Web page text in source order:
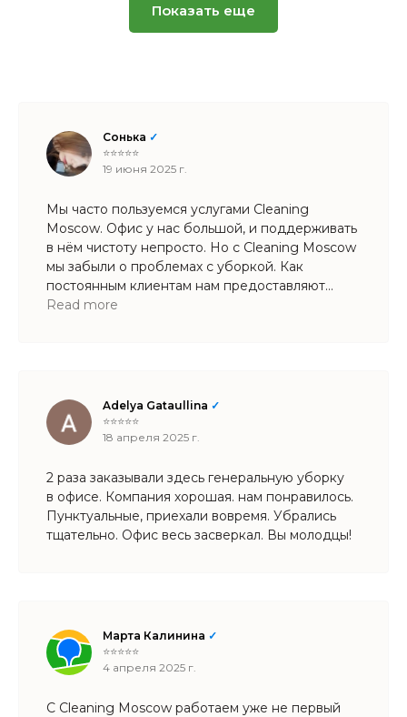
Показать еще
Сонька ✓
⭐⭐⭐⭐⭐
19 июня 2025 г.
Мы часто пользуемся услугами Cleaning
Moscow. Офис у нас большой, и поддерживать
в нём чистоту непросто. Но с Cleaning Moscow
мы забыли о проблемах с уборкой. Как
постоянным клиентам нам предоставляют
приятные бонусы
Read more
Adelya Gataullina ✓
⭐⭐⭐⭐⭐
18 апреля 2025 г.
2 раза заказывали здесь генеральную уборку
в офисе. Компания хорошая. нам понравилось.
Пунктуальные, приехали вовремя. Убрались
тщательно. Офис весь засверкал. Вы молодцы!
Марта Калинина ✓
⭐⭐⭐⭐⭐
4 апреля 2025 г.
С Cleaning Moscow работаем уже не первый